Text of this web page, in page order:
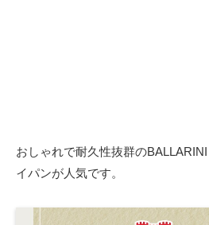
おしゃれで耐久性抜群の
イパンが人気です。